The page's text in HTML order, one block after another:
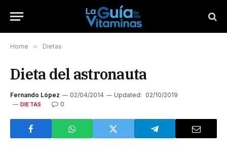
Home » Dietas
Dieta del astronauta
Fernando López 02/04/2014 Updated: 02/10/2019
DIETAS 0